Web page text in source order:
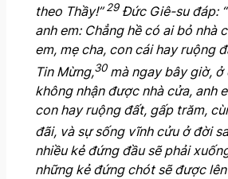
theo Thầy!”29 Đức Giê-su đáp:
anh em: Chẳng hề có ai bỏ nhà
em, mẹ cha, con cái hay ruộng
Tin Mừng,30mà ngay bây giờ, ở
không nhận được nhà cửa, anh
con hay ruộng đất, gấp trăm,
đãi, và sự sống vĩnh cửu ở đời
nhiều kẻ đứng đầu sẽ phải
những kẻ đứng chót sẽ được lên